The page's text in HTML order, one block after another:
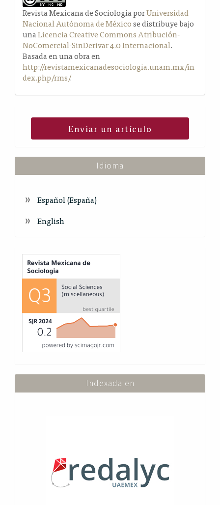
Revista Mexicana de Sociología porUniversidad
Nacional Autónoma de Méxicose distribuye bajo
unaLicencia Creative Commons Atribución-
NoComercial-SinDerivar 4.0 Internacional.
Basada en una obra en
http://revistamexicanadesociologia.unam.mx/in
dex.php/rms/.
Enviar un artículo
Idioma
Español (España)
English
Index
Indexada en